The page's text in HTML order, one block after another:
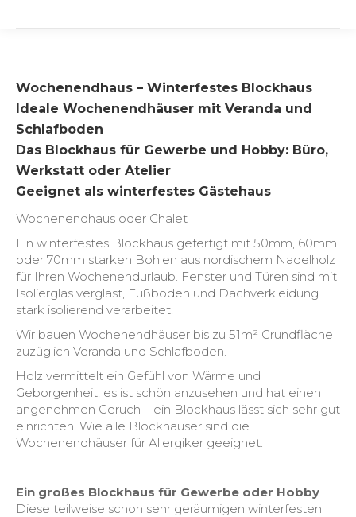
Wochenendhaus – Winterfestes Blockhaus
Ideale Wochenendhäuser mit Veranda und
Schlafboden
Das Blockhaus für Gewerbe und Hobby: Büro,
Werkstatt oder Atelier
Geeignet als winterfestes Gästehaus
Wochenendhaus oder Chalet
Ein winterfestes Blockhaus gefertigt mit 50mm, 60mm
oder 70mm starken Bohlen aus nordischem Nadelholz
für Ihren Wochenendurlaub. Fenster und Türen sind mit
Isolierglas verglast, Fußboden und Dachverkleidung
stark isolierend verarbeitet.
Wir bauen Wochenendhäuser bis zu 51m² Grundfläche
zuzüglich Veranda und Schlafboden.
Holz vermittelt ein Gefühl von Wärme und
Geborgenheit, es ist schön anzusehen und hat einen
angenehmen Geruch – ein Blockhaus lässt sich sehr gut
einrichten. Wie alle Blockhäuser sind die
Wochenendhäuser für Allergiker geeignet.
Ein großes Blockhaus für Gewerbe oder Hobby
Diese teilweise schon sehr geräumigen winterfesten